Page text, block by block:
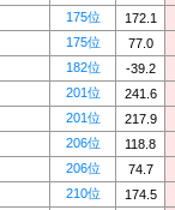
175位
172.1
175位
77.0
182位
-39.2
201位
241.6
201位
217.9
206位
118.8
206位
74.7
210位
174.5